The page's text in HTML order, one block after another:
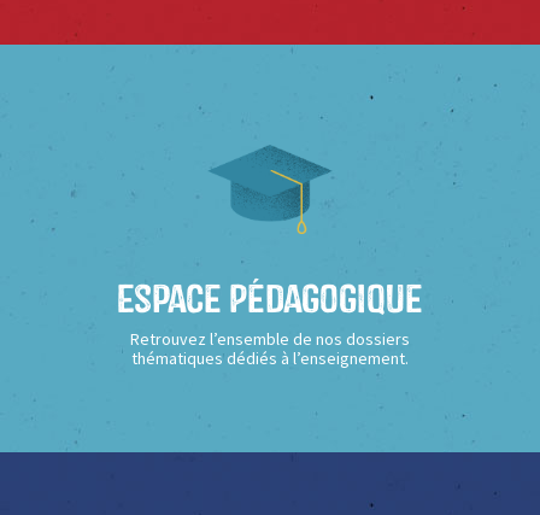
Espace Pédagogique
Retrouvez l’ensemble de nos dossiers
thématiques dédiés à l’enseignement.